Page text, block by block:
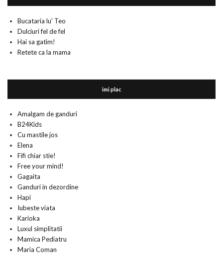
Bucataria lu' Teo
Dulciuri fel de fel
Hai sa gatim!
Retete ca la mama
imi plac
Amalgam de ganduri
B24Kids
Cu mastile jos
Elena
Fifi chiar stie!
Free your mind!
Gagaita
Ganduri in dezordine
Hapi
Iubeste viata
Karioka
Luxul simplitatii
Mamica Pediatru
Maria Coman